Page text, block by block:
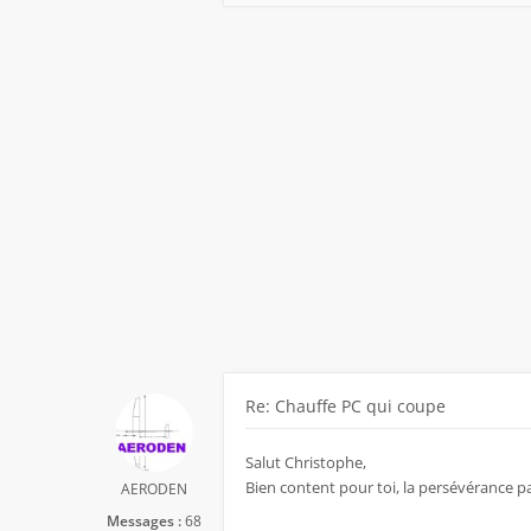
AERODEN
Messages :68
Re: Chauffe PC qui coupe
Salut Christophe,
Bien content pour toi, la persévérance